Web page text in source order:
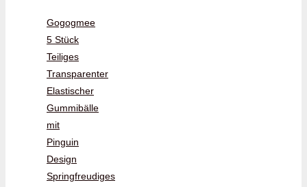
Gogogmee
5 Stück
Teiliges
Transparenter
Elastischer
Gummibälle
mit
Pinguin
Design
Springfreudiges